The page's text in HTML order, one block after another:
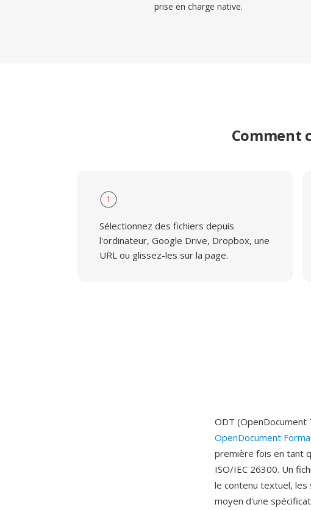
prise en charge native.
Comment
1
Sélectionnez des fichiers depuis
l'ordinateur, Google Drive, Dropbox, une
URL ou glissez-les sur la page.
ODT
OpenDocument
première fois en tant
ISO/IEC 26300. Un
le contenu textuel,
moyen d'une